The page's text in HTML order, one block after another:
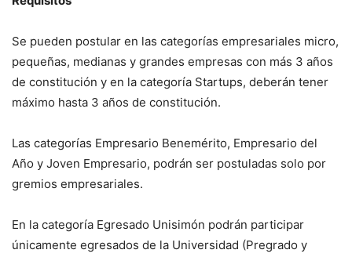
Se pueden postular en las categorías empresariales micro,
pequeñas, medianas y grandes empresas con más 3 años
de constitución y en la categoría Startups, deberán tener
máximo hasta 3 años de constitución.
Las categorías Empresario Benemérito, Empresario del
Año y Joven Empresario, podrán ser postuladas solo por
gremios empresariales.
En la categoría Egresado Unisimón podrán participar
únicamente egresados de la Universidad (Pregrado y